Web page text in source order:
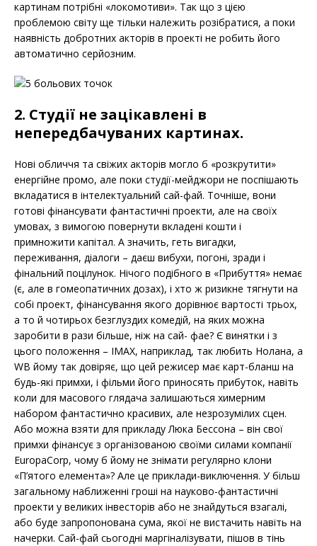
картинам потрібні «локомотиви». Так що з цією
проблемою світу ще тільки належить розібратися, а поки
наявність добротних акторів в проекті не робить його
автоматично серйозним.
2. Студії не зацікавлені в
непередбачуваних картинах.
Нові обличчя та свіжих акторів могло б «розкрутити»
енергійне промо, але поки студії-мейджори не поспішають
вкладатися в інтелектуальний сай-фай. Точніше, вони
готові фінансувати фантастичні проекти, але на своїх
умовах, з вимогою повернути вкладені кошти і
примножити капітал. А значить, геть вигадки,
переживання, діалоги – даєш вибухи, погоні, зради і
фінальний поцілунок. Нічого подібного в «Прибуття» немає
(є, але в гомеопатичних дозах), і хто ж ризикне тягнути на
собі проект, фінансування якого дорівнює вартості трьох,
а то й чотирьох безглуздих комедій, на яких можна
заробити в рази більше, ніж на сай- фае? Є винятки і з
цього положення – IMAX, наприклад, так любить Нолана, а
WB йому так довіряє, що цей режисер має карт-бланш на
будь-які примхи, і фільми його приносять прибуток, навіть
коли для масового глядача залишаються химерним
набором фантастично красивих, але незрозумілих сцен.
Або можна взяти для прикладу Люка Бессона – він свої
примхи фінансує з організованою своїми силами компанії
EuropaCorp, чому б йому не знімати регулярно клони
«П’ятого елемента»? Але це приклади-виключення. У більш
загальному наближенні гроші на науково-фантастичні
проекти у великих інвесторів або не знайдуться взагалі,
або буде запропонована сума, якої не вистачить навіть на
начерки. Сай-фай сьогодні маргіналізувати, пішов в тінь